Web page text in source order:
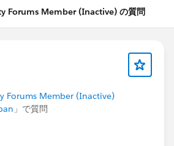
Forums Member (Inactive) の質問
Forums Member (Inactive)
」で質問